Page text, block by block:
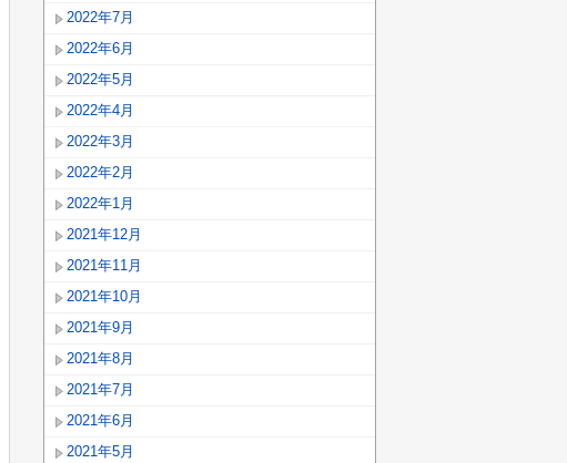
2022年7月
2022年6月
2022年5月
2022年4月
2022年3月
2022年2月
2022年1月
2021年12月
2021年11月
2021年10月
2021年9月
2021年8月
2021年7月
2021年6月
2021年5月